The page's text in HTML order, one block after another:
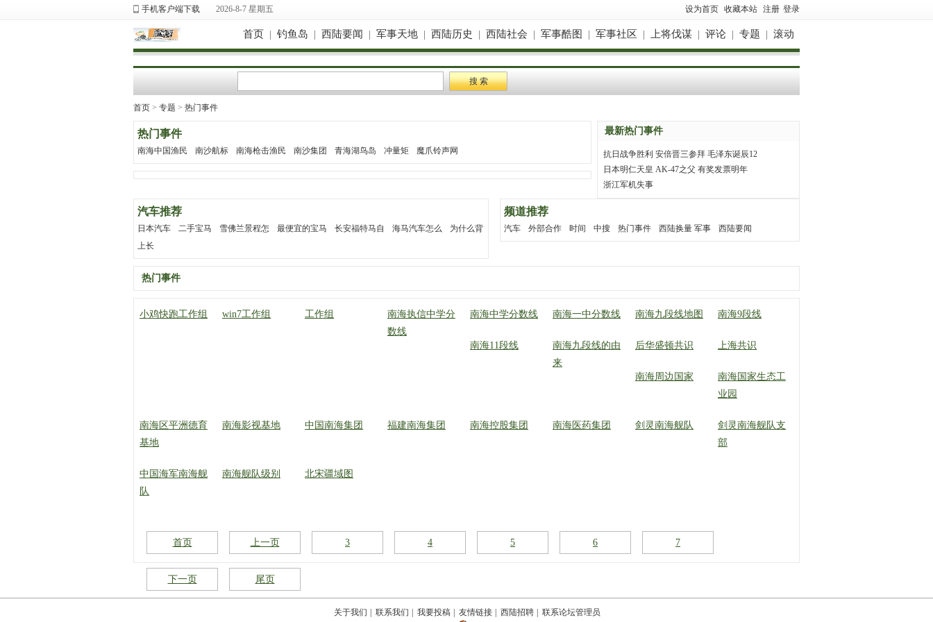
手机客户端下载 2026-8-7 星期五 设为首页 收藏本站 注册 登录
首页 | 钓鱼岛 | 西陆要闻 | 军事天地 | 西陆历史 | 西陆社会 | 军事酷图 | 军事社区 | 上将伐谋 | 评论 | 专题 | 滚动
首页 > 专题 > 热门事件
热门事件
南海中国渔民 南沙航标 南海枪击渔民 南沙集团 青海湖鸟岛 冲量矩 魔爪铃声网
最新热门事件
抗日战争胜利 安倍晋三参拜 毛泽东诞辰12
日本明仁天皇 AK-47之父 有奖发票明年
浙江军机失事
汽车推荐
日本汽车 二手宝马 雪佛兰景程怎 最便宜的宝马 长安福特马自 海马汽车怎么
为什么背
上长
频道推荐
汽车 外部合作 时间 中搜 热门事件 西陆换量 军事 西陆要闻
热门事件
小鸡快跑工作组 win7工作组 工作组
南海执信中学分
数线
南海中学分数线 南海一中分数线 南海九段线地图 南海9段线
南海11段线
南海九段线的由
来
后华盛顿共识 上海共识
南海周边国家
南海国家生态工
业园
南海区平洲德育
基地
南海影视基地 中国南海集团 福建南海集团 南海控股集团 南海医药集团 剑灵南海舰队
剑灵南海舰队支
部
中国海军南海舰
队
南海舰队级别 北宋疆域图
首页 上一页 3 4 5 6 7
下一页 尾页
关于我们 联系我们 我要投稿 友情链接 西陆招聘 联系论坛管理员